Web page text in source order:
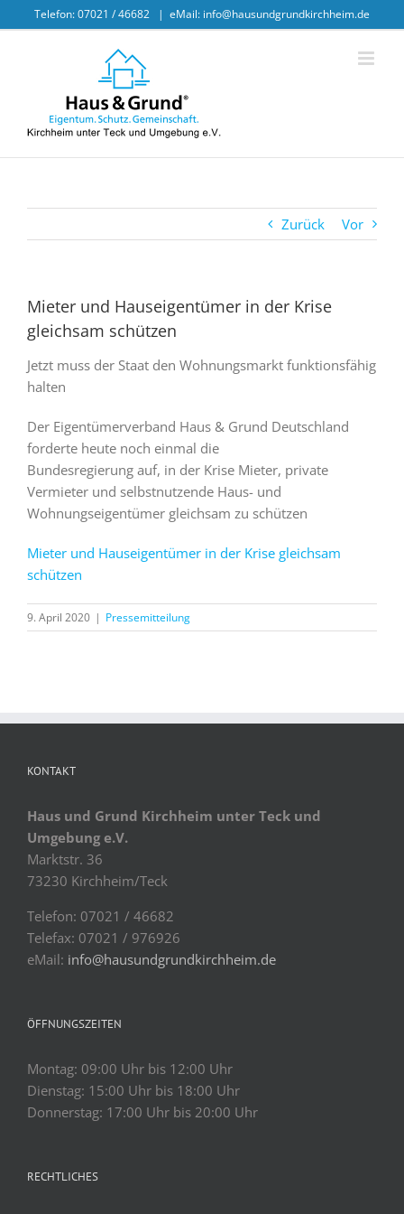
to
Telefon: 07021 / 46682 | eMail: info@hausundgrundkirchheim.de
Zurück Vor
Mieter und Hauseigentümer in der Krise
gleichsam schützen
Jetzt muss der Staat den Wohnungsmarkt funktionsfähig
halten
Der Eigentümerverband Haus & Grund Deutschland
forderte heute noch einmal die
Bundesregierung auf, in der Krise Mieter, private
Vermieter und selbstnutzende Haus- und
Wohnungseigentümer gleichsam zu schützen
Mieter und Hauseigentümer in der Krise gleichsam
schützen
9. April 2020 | Pressemitteilung
KONTAKT
Haus und Grund Kirchheim unter Teck und
Umgebung e.V.
Marktstr. 36
73230 Kirchheim/Teck
Telefon: 07021 / 46682
Telefax: 07021 / 976926
eMail: info@hausundgrundkirchheim.de
ÖFFNUNGSZEITEN
Montag: 09:00 Uhr bis 12:00 Uhr
Dienstag: 15:00 Uhr bis 18:00 Uhr
Donnerstag: 17:00 Uhr bis 20:00 Uhr
RECHTLICHES